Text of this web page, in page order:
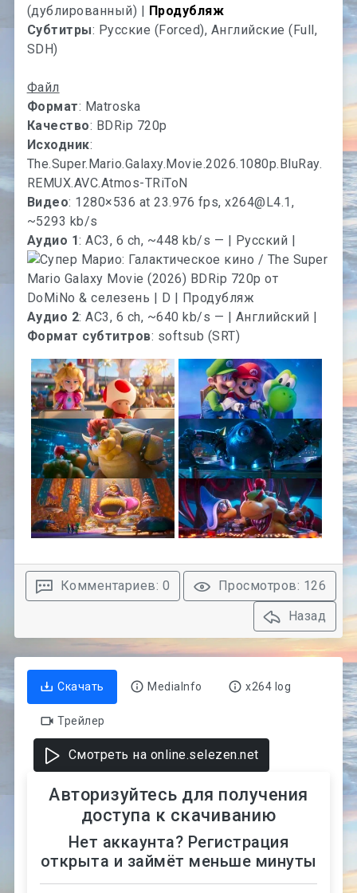
(дублированный) | Продубляж
Субтитры: Русские (Forced), Английские (Full,
SDH)
Файл
Формат: Matroska
Качество: BDRip 720p
Исходник:
The.Super.Mario.Galaxy.Movie.2026.1080p.BluRay.
REMUX.AVC.Atmos-TRiToN
Видео: 1280×536 at 23.976 fps,x264@L4.1,
~5293 kb/s
Аудио 1: AC3, 6 ch, ~448 kb/s — | Русский |
Аудио 2: AC3, 6 ch, ~640 kb/s — | Английский |
Формат субтитров: softsub (SRT)
Комментариев: 0
Просмотров: 126
Назад
Скачать MediaInfo x264 log
Трейлер
Смотреть на online.selezen.net
Авторизуйтесь для получения
доступа к скачиванию
Нет аккаунта? Регистрация
открыта и займёт меньше минуты